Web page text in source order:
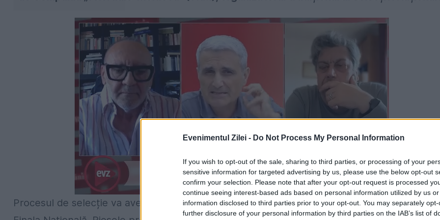
Evenimentul Zilei - Do Not Process My Personal Information
If you wish to opt-out of the sale, sharing to third parties, or processing of your
sensitive information for targeted advertising by us, please use the below opt-out
confirm your selection. Please note that after your opt-out request is processed
continue seeing interest-based ads based on personal information utilized by us
information disclosed to third parties prior to your opt-out. You may separately
further disclosure of your personal information by third parties on the IAB’s list of
Procesul de selecție va avea loc în trei etape distincte: examinarea dosarelor, audierile live